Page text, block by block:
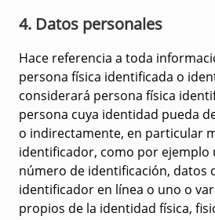
4. Datos personales
Hace referencia a toda
persona física identificada o
considerará persona física
persona cuya identidad pueda
o indirectamente, en particular
identificador, como por ejemplo
número de identificación, datos
identificador en línea o uno o
propios de la identidad física,